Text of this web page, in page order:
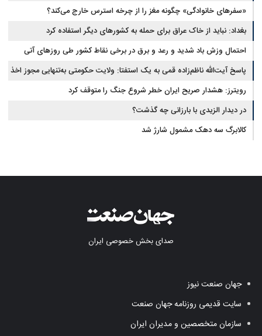
«سفرهای خانوادگی» چگونه مغز را از چرخه استرس خارج می‌کند؟
بغداد: نباید از خاک عراق برای حمله به کشورهای دیگر استفاده کرد
احتمال وزش باد شدید و رعد و برق در برخی نقاط کشور طی روزهای آتی
پاسخ آیت‌الله ناظم‌زاده قمی به یک استفتا: ولایت حکومتی به‌تنهایی مجوز اخذ
وجوهات شرعیه نیست
رویترز: هشدار صریح ایران خطر شروع جنگ را متوقف کرد
در دیدار الزیدی با بارزانی چه گذشت؟
کالابرگ سه دهک مشمول شارژ شد
صدای بخش خصوصی ایران
جهان صنعت نیوز
سایت قدیمی روزنامه جهان صنعت
سازمان متخصصین و مدیران ایران